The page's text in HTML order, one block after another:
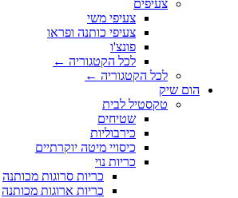
צעיפים
צעיפי משי
צעיפי כותנה ופראו
פונצ'ו
לכל הקטגוריה ←
לכל הקטגוריה ←
הום שיק
טקסטיל לבית
שטיחים
כירבוליות
כיסויי מיטה יוקרתיים
כריות נוי
כריות סרוגות מכותנה
כריות ארוגות מכותנה